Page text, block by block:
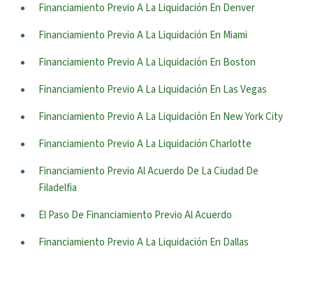
Financiamiento Previo A La Liquidación En Denver
Financiamiento Previo A La Liquidación En Miami
Financiamiento Previo A La Liquidación En Boston
Financiamiento Previo A La Liquidación En Las Vegas
Financiamiento Previo A La Liquidación En New York City
Financiamiento Previo A La Liquidación Charlotte
Financiamiento Previo Al Acuerdo De La Ciudad De
Filadelfia
El Paso De Financiamiento Previo Al Acuerdo
Financiamiento Previo A La Liquidación En Dallas